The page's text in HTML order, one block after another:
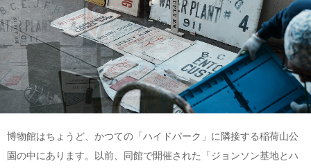
博物館はちょうど、かつての「ハイドパーク」に隣接する稲荷山公
園の中にあります。以前、同館で開催された「ジョンソン基地とハ